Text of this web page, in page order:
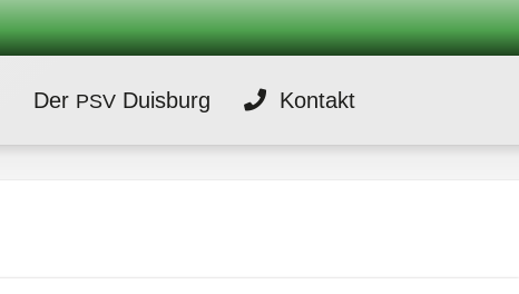
Der PSVDuisburg Kontakt